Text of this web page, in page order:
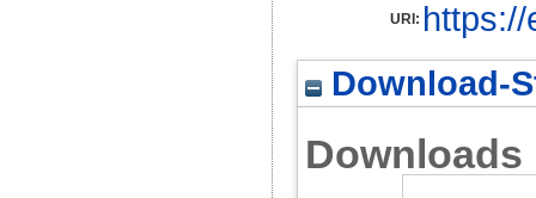
URI:
Download-
Downloads